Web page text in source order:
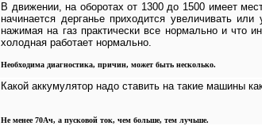
В движении, на оборотах от 1300 до 1500 имеет
начинается дерганье приходится увеличивать
нажимая на газ практически все нормально и что
холодная работает нормально.
Необходима диагностика, причин, может быть несколько.
Какой аккумулятор надо ставить на такие машины
Не менее 70Ач, а пусковой ток, чем больше, тем лучьше.